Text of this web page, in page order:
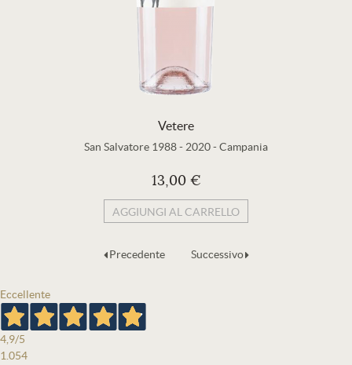
Vetere
San Salvatore 1988- 2020-Campania
13,00 €
AGGIUNGI AL CARRELLO
Precedente Successivo
Eccellente
4,9/5
1.054